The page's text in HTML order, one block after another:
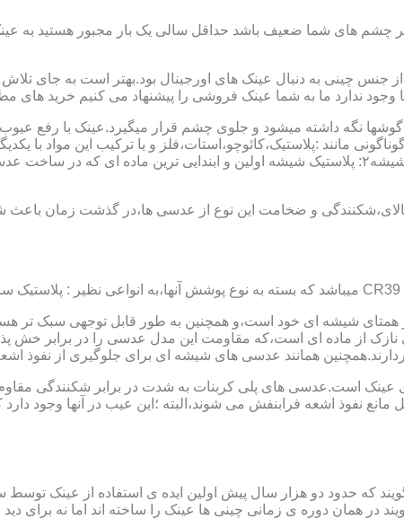
چشم های شما ضعیف باشد حداقل سالی یک بار مجبور هستید به
جنس چینی به دنبال عینک های اورجینال بود.بهتر است به جای
وجود ندارد ما به شما عینک فروشی را پیشنهاد می کنیم خرید های
نگه داشته میشود و جلوی چشم قرار میگیرد.عینک با رفع عیوب
مانند :پلاستیک،کائوچو،استات،فلز و یا ترکیب این مواد با
عدسی یا لنز :جنس عدسی عینکها از دو دسته ی کلی ساخته شده :۱ : شیشه۲: پلاستیک شیشه اولین و
و ضخامت این نوع از عدسی ها،در گذشت زمان باعث
شیشه ای خود است،و همچنین به طور قابل توجهی سبک تر
از ماده ای است،که مقاومت این مدل عدسی را در برابر خش
همانند عدسی های شیشه ای برای جلوگیری از نفوذ
عینک است.عدسی های پلی کربنات به شدت در برابر شکنندگی
نفوذ اشعه فرابنفش می شوند،البته ؛این عیب در آنها وجود دارد
که حدود دو هزار سال پیش اولین ایده ی استفاده از عینک توسط
همان دوره ی زمانی چینی ها عینک را ساخته اند اما نه برای